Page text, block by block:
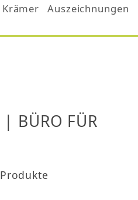
Krämer
Auszeichnungen
| BÜRO FÜR
Produkte